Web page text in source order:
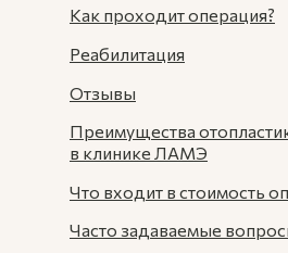
Как проходит операция?
Что входит в стоимость
Реабилитация
Часто задаваемые
Отзывы
Преимущества
в клинике ЛАМЭ